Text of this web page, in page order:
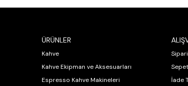
ÜRÜNLER
Kahve
Kahve Ekipman ve Aksesuarları
Espresso Kahve Makineleri
İade